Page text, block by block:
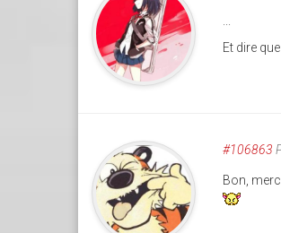
...
Et dire
#106863
Bon,